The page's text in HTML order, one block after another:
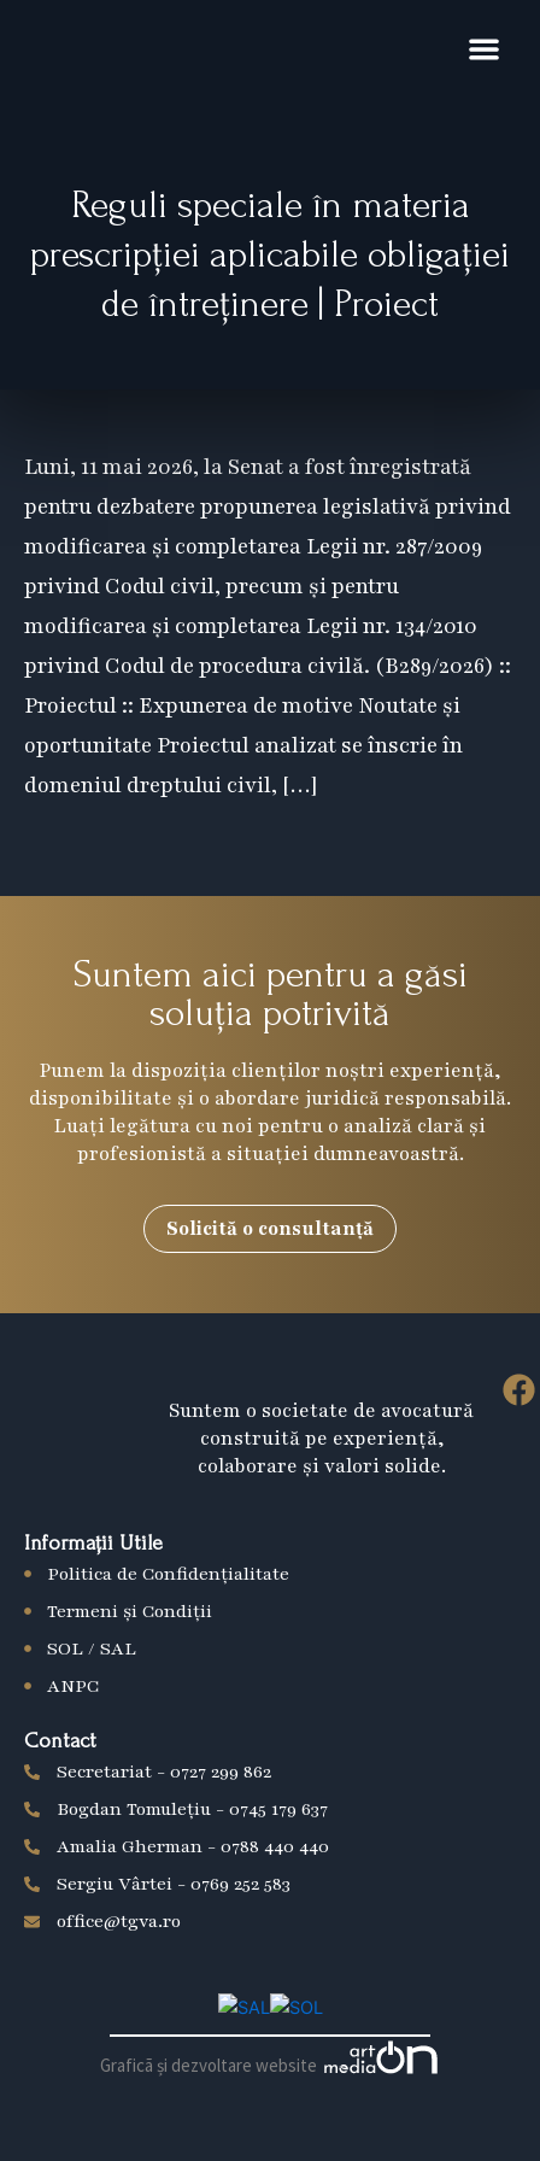
Reguli speciale în materia
prescripției aplicabile obligației
de întreținere | Proiect
Luni, 11 mai 2026, la Senat a fost înregistrată
pentru dezbatere propunerea legislativă privind
modificarea și completarea Legii nr. 287/2009
privind Codul civil, precum și pentru
modificarea și completarea Legii nr. 134/2010
privind Codul de procedura civilă. (B289/2026) ::
Proiectul :: Expunerea de motive Noutate și
oportunitate Proiectul analizat se înscrie în
domeniul dreptului civil, […]
Suntem aici pentru a găsi
soluția potrivită
Punem la dispoziția clienților noștri experiență,
disponibilitate și o abordare juridică responsabilă.
Luați legătura cu noi pentru o analiză clară și
profesionistă a situației dumneavoastră.
Solicită o consultanță
Suntem o societate de avocatură
construită pe experiență,
colaborare și valori solide.
F
Informații Utile
Politica de Confidențialitate
Termeni și Condiții
SOL / SAL
ANPC
Contact
Secretariat - 0727 299 862
Bogdan Tomulețiu - 0745 179 637
Amalia Gherman - 0788 440 440
Sergiu Vârtei - 0769 252 583
office@tgva.ro
Graficã și dezvoltare website